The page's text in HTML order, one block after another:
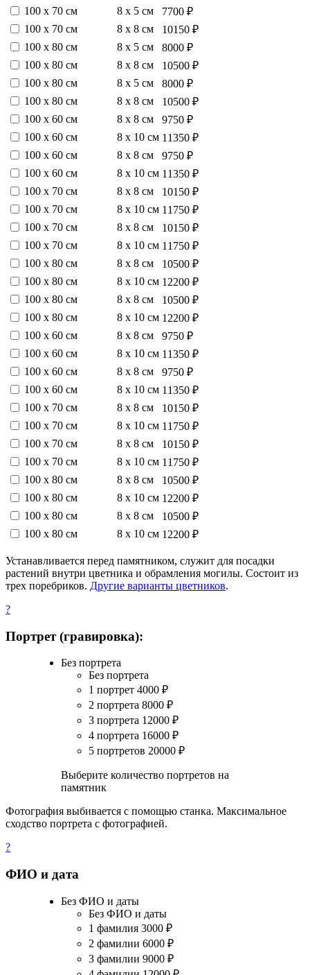
100 х 70 см
8 х 5 см
7700 ₽
100 х 70 см
8 х 8 см
10150 ₽
100 х 80 см
8 х 5 см
8000 ₽
100 х 80 см
8 х 8 см
10500 ₽
100 х 80 см
8 х 5 см
8000 ₽
100 х 80 см
8 х 8 см
10500 ₽
100 х 60 см
8 х 8 см
9750 ₽
100 х 60 см
8 х 10 см 11350 ₽
100 х 60 см
8 х 8 см
9750 ₽
100 х 60 см
8 х 10 см 11350 ₽
100 х 70 см
8 х 8 см
10150 ₽
100 х 70 см
8 х 10 см 11750 ₽
100 х 70 см
8 х 8 см
10150 ₽
100 х 70 см
8 х 10 см 11750 ₽
100 х 80 см
8 х 8 см
10500 ₽
100 х 80 см
8 х 10 см 12200 ₽
100 х 80 см
8 х 8 см
10500 ₽
100 х 80 см
8 х 10 см 12200 ₽
100 х 60 см
8 х 8 см
9750 ₽
100 х 60 см
8 х 10 см 11350 ₽
100 х 60 см
8 х 8 см
9750 ₽
100 х 60 см
8 х 10 см 11350 ₽
100 х 70 см
8 х 8 см
10150 ₽
100 х 70 см
8 х 10 см 11750 ₽
100 х 70 см
8 х 8 см
10150 ₽
100 х 70 см
8 х 10 см 11750 ₽
100 х 80 см
8 х 8 см
10500 ₽
100 х 80 см
8 х 10 см 12200 ₽
100 х 80 см
8 х 8 см
10500 ₽
100 х 80 см
8 х 10 см 12200 ₽
Устанавливается перед памятником, служит для посадки
растений внутри цветника и обрамления могилы. Состоит из
трех поребриков. Другие варианты цветников.
?
Портрет (гравировка):
Без портрета
Без портрета
1 портрет 4000 ₽
2 портрета 8000 ₽
3 портрета 12000 ₽
4 портрета 16000 ₽
5 портретов 20000 ₽
Выберите количество портретов на
памятник
Фотография выбивается с помощью станка. Максимальное
сходство портрета с фотографией.
?
ФИО и дата
Без ФИО и даты
Без ФИО и даты
1 фамилия 3000 ₽
2 фамилии 6000 ₽
3 фамилии 9000 ₽